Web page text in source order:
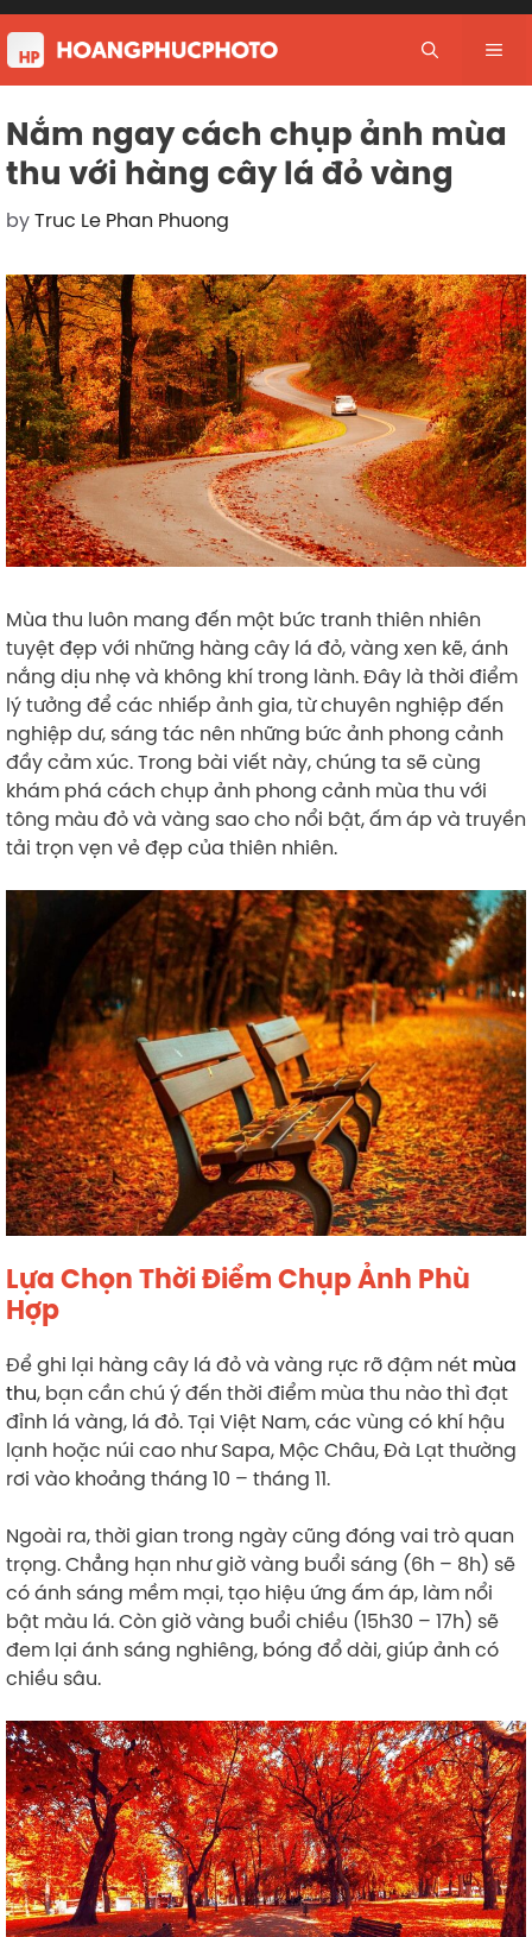
Skip
to
content
Nắm ngay cách chụp ảnh mùa
thu với hàng cây lá đỏ vàng
byTruc Le Phan Phuong
Mùa thu luôn mang đến một bức tranh thiên nhiên
tuyệt đẹp với những hàng cây lá đỏ, vàng xen kẽ, ánh
nắng dịu nhẹ và không khí trong lành. Đây là thời điểm
lý tưởng để các nhiếp ảnh gia, từ chuyên nghiệp đến
nghiệp dư, sáng tác nên những bức ảnh phong cảnh
đầy cảm xúc. Trong bài viết này, chúng ta sẽ cùng
khám phá cách chụp ảnh phong cảnh mùa thu với
tông màu đỏ và vàng sao cho nổi bật, ấm áp và truyền
tải trọn vẹn vẻ đẹp của thiên nhiên.
Lựa Chọn Thời Điểm Chụp Ảnh Phù
Hợp
Để ghi lại hàng cây lá đỏ và vàng rực rỡ đậm nét mùa
thu, bạn cần chú ý đến thời điểm mùa thu nào thì đạt
đỉnh lá vàng, lá đỏ. Tại Việt Nam, các vùng có khí hậu
lạnh hoặc núi cao như Sapa, Mộc Châu, Đà Lạt thường
rơi vào khoảng tháng 10 – tháng 11.
Ngoài ra, thời gian trong ngày cũng đóng vai trò quan
trọng. Chẳng hạn như giờ vàng buổi sáng (6h – 8h) sẽ
có ánh sáng mềm mại, tạo hiệu ứng ấm áp, làm nổi
bật màu lá. Còn giờ vàng buổi chiều (15h30 – 17h) sẽ
đem lại ánh sáng nghiêng, bóng đổ dài, giúp ảnh có
chiều sâu.